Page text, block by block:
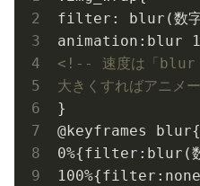
filter : blur(数
animation:blur
1
<!-- 速度は「blur
大きくすればアニメ
}
@keyframes blur{
0%{filter:blur(